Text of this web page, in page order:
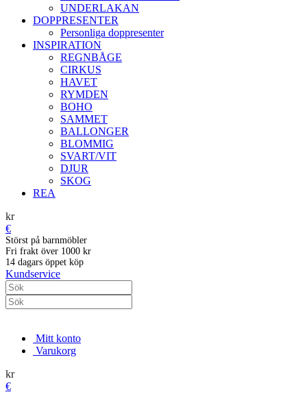
UNDERLAKAN
DOPPRESENTER
Personliga doppresenter
INSPIRATION
REGNBÅGE
CIRKUS
HAVET
RYMDEN
BOHO
SAMMET
BALLONGER
BLOMMIG
SVART/VIT
DJUR
SKOG
REA
kr
€
Störst på barnmöbler
Fri frakt över 1000 kr
14 dagars öppet köp
Kundservice
Mitt konto
Varukorg
kr
€